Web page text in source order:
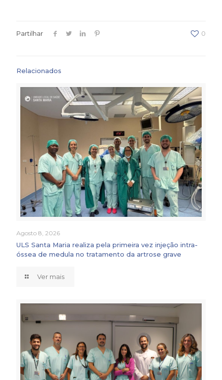
Partilhar 0
Relacionados
Agosto 8, 2026
ULS Santa Maria realiza pela primeira vez injeção intra-
óssea de medula no tratamento da artrose grave
Ver mais